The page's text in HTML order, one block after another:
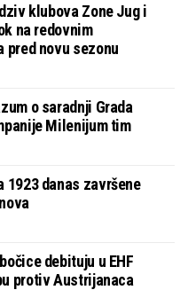
klubova Zone Jug i
na redovnim
pred novu sezonu
o saradnji Grada
Milenijum tim
1923 danas završene
debituju u EHF
protiv Austrijanaca